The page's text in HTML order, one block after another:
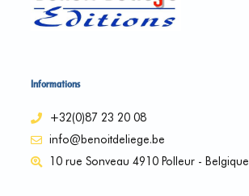
Informations
+32(0)87 23 20 08
info@benoitdeliege.be
10 rue Sonveau 4910 Polleur - Belgique